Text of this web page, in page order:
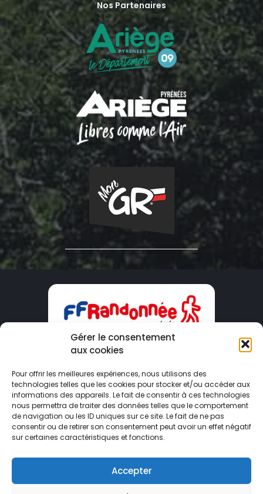
Gérer le consentement
aux cookies
Pour offrir les meilleures expériences, nous utilisons des
technologies telles que les cookies pour stocker et/ou accéder aux
informations des appareils. Le fait de consentir à ces technologies
nous permettra de traiter des données telles que le comportement
de navigation ou les ID uniques sur ce site. Le fait de ne pas
consentir ou de retirer son consentement peut avoir un effet négatif
sur certaines caractéristiques et fonctions.
Accepter
Nos Partenaires
CDRP09
Maison du Tourisme – 2 Boulevard Du Sud
09000 FOIX
ariege@ffrandonnee.fr
05 34 09 02 09